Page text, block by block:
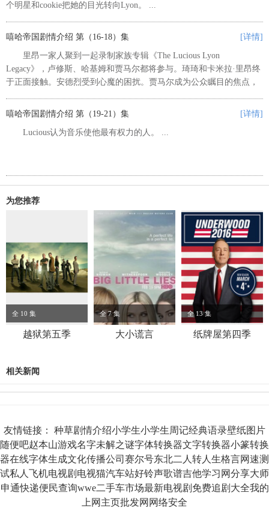
个明星和cookie把她的目光转向Lyon。 ...
嘻哈帝国剧情介绍 第（16-18）集 [详情]
里昂一家人聚到一起录制家族专辑《The Lucious Lyon
Legacy》，卢修斯、哈基姆和贾马尔都将参与。琦琦和卡米拉·里昂终
于正面接触。安德烈受到心魔的困扰。贾马尔成为公众瞩目的焦点，
势必引发卢...
嘻哈帝国剧情介绍 第（19-21）集 [详情]
Lucious认为音乐使他最有权力的人。 ...
为您推荐
全 10 集
越狱第五季
全 7 集
大小谎言
全 13 集
纸牌屋第四季
相关新闻
友情链接： 种草剧情介绍小学生小学生周记经典语录壁纸图片
随便吧赵本山游戏名字未解之谜字体转换器文字转换器小篆转换
器在线字体生成文化传播公司 赛尔号东北二人转 人生格言网速测
试私人飞机电视剧 电视猫汽车站好铃声歌谱吉他学习网分享大师
申通快递便民查询wwe二手车市场最新电视剧 免费追剧大全我的
上网主页批发网 网络安全